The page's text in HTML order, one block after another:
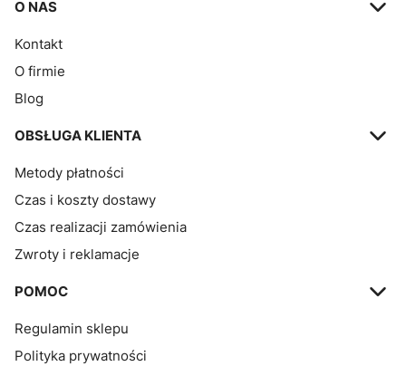
O NAS
Kontakt
O firmie
Blog
OBSŁUGA KLIENTA
Metody płatności
Czas i koszty dostawy
Czas realizacji zamówienia
Zwroty i reklamacje
POMOC
Regulamin sklepu
Polityka prywatności